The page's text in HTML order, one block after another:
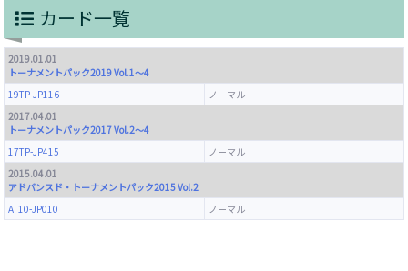
カード一覧
2019.01.01
トーナメントパック2019 Vol.1～4
19TP-JP116
ノーマル
2017.04.01
トーナメントパック2017 Vol.2～4
17TP-JP415
ノーマル
2015.04.01
アドバンスド・トーナメントパック2015 Vol.2
AT10-JP010
ノーマル